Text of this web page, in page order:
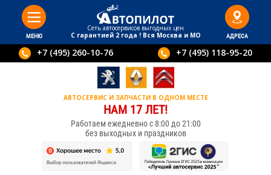
МЕНЮ
Сеть автосервисов выгодныx цен
С гарантией 2 года ! Вся Москва и МО
АДРЕСА
+7 (495) 260-10-76 +7 (495) 118-95-20
АВТОСЕРВИС И ЗАПЧАСТИ В ОДНОМ МЕСТЕ
НАМ 17 ЛЕТ!
Работаем ежедневно с 8:00 до 21:00
без выходных и праздников